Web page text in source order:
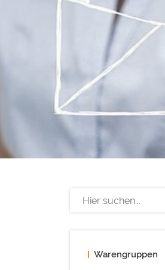
Warengruppen